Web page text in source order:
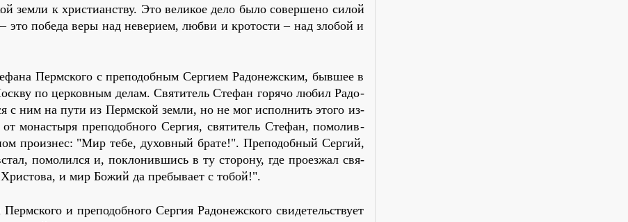
зем­ли к хри­сти­ан­ству. Это ве­ли­кое де­ло бы­ло со­вер­ше­но си­лой
по­бе­да ве­ры над неве­ри­ем, люб­ви и кро­то­сти – над зло­бой и
Перм­ско­го с пре­по­доб­ным Сер­ги­ем Ра­до­неж­ским, быв­шее в
по цер­ков­ным де­лам. Свя­ти­тель Сте­фан го­ря­чо лю­бил Ра­до­
с ним на пу­ти из Перм­ской зем­ли, но не мог ис­пол­нить это­го из-
мо­на­сты­ря пре­по­доб­но­го Сер­гия, свя­ти­тель Сте­фан, по­мо­лив­
про­из­нес: "Мир те­бе, ду­хов­ный бра­те!". Пре­по­доб­ный Сер­гий,
по­мо­лил­ся и, по­кло­нив­шись в ту сто­ро­ну, где про­ез­жал свя­
и мир Бо­жий да пре­бы­ва­ет с то­бой!".
и пре­по­доб­но­го Сер­гия Ра­до­неж­ско­го сви­де­тель­ству­ет